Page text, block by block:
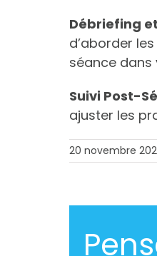
Débriefing
d’aborder
séance dans
Suivi Post-
ajuster les
20 novembre